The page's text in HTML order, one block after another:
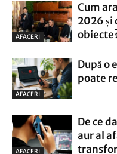
AFACERI
Cum
2026 și
AFACERI
După o
poate
AFACERI
De ce
aur al